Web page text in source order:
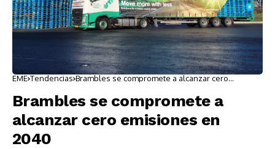
EME Tendencias Brambles se compromete a alcanzar cero
Brambles se compromete a
alcanzar cero emisiones en
2040